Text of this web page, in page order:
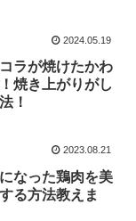
2024.05.19
ラが焼けたかわ
焼き上がりがし
！
2023.08.21
なった鶏肉を美
る方法教えま